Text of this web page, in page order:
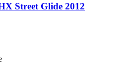
Street Glide 2012